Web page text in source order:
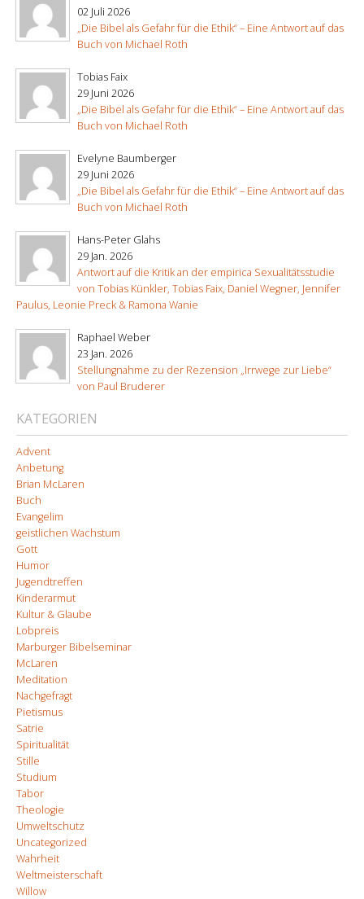
02 Juli 2026
„Die Bibel als Gefahr für die Ethik“ – Eine Antwort auf das
Buch von Michael Roth
Tobias Faix
29 Juni 2026
„Die Bibel als Gefahr für die Ethik“ – Eine Antwort auf das
Buch von Michael Roth
Evelyne Baumberger
29 Juni 2026
„Die Bibel als Gefahr für die Ethik“ – Eine Antwort auf das
Buch von Michael Roth
Hans-Peter Glahs
29 Jan. 2026
Antwort auf die Kritik an der empirica Sexualitätsstudie
von Tobias Künkler, Tobias Faix, Daniel Wegner, Jennifer
Paulus, Leonie Preck & Ramona Wanie
Raphael Weber
23 Jan. 2026
Stellungnahme zu der Rezension „Irrwege zur Liebe“
von Paul Bruderer
KATEGORIEN
Advent
Anbetung
Brian McLaren
Buch
Evangelim
geistlichen Wachstum
Gott
Humor
Jugendtreffen
Kinderarmut
Kultur & Glaube
Lobpreis
Marburger Bibelseminar
McLaren
Meditation
Nachgefragt
Pietismus
Satrie
Spiritualität
Stille
Studium
Tabor
Theologie
Umweltschutz
Uncategorized
Wahrheit
Weltmeisterschaft
Willow